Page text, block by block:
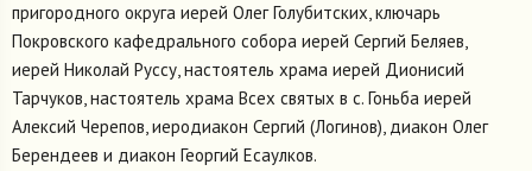
пригородного округа иерей Олег Голубитских, ключарь
Покровского кафедрального собора иерей Сергий Беляев,
иерей Николай Руссу, настоятель храма иерей Дионисий
Тарчуков, настоятель храма Всех святых в с. Гоньба иерей
Алексий Черепов, иеродиакон Сергий (Логинов), диакон Олег
Берендеев и диакон Георгий Есаулков.